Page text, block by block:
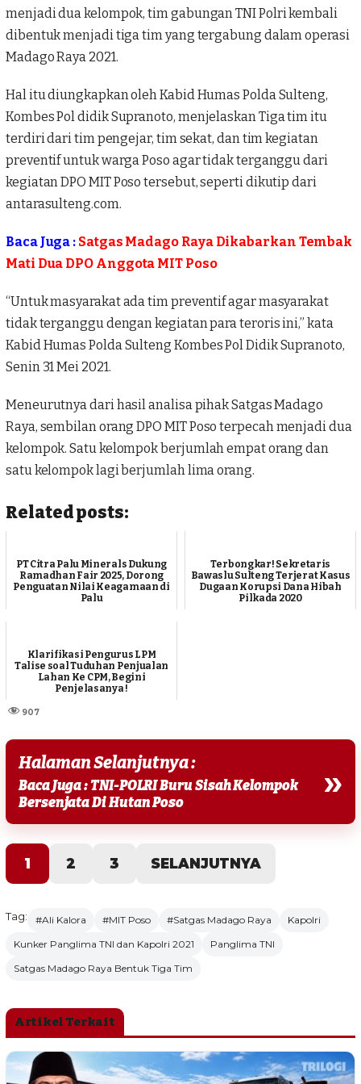
menjadi dua kelompok, tim gabunganTNI Polri kembali
dibentuk menjadi tiga tim yang tergabung dalam operasi
Madago Raya 2021.
Hal itu diungkapkan oleh Kabid HumasPolda Sulteng,
Kombes Pol didik Supranoto, menjelaskan Tiga tim itu
terdiri dari tim pengejar, tim sekat, dan tim kegiatan
preventif untuk warga Poso agar tidak terganggu dari
kegiatanDPO MIT Poso tersebut, seperti dikutip dari
antarasulteng.com.
Baca Juga : Satgas Madago Raya Dikabarkan Tembak
Mati Dua DPO Anggota MIT Poso
“Untuk masyarakat ada tim preventif agar masyarakat
tidak terganggu dengan kegiatan para teroris ini,” kata
Kabid Humas Polda Sulteng Kombes Pol Didik Supranoto,
Senin 31 Mei 2021.
Meneurutnya dari hasil analisa pihakSatgas Madago
Raya, sembilan orang DPO MIT Poso terpecah menjadi dua
kelompok. Satu kelompok berjumlah empat orang dan
satu kelompok lagi berjumlah lima orang.
Related posts:
PT Citra Palu Minerals Dukung
Ramadhan Fair 2025, Dorong
Penguatan Nilai Keagamaan di
Palu
Terbongkar! Sekretaris
Bawaslu Sulteng Terjerat Kasus
Dugaan Korupsi Dana Hibah
Pilkada 2020
Klarifikasi Pengurus LPM
Talise soal Tuduhan Penjualan
Lahan Ke CPM, Begini
Penjelasanya !
907
Halaman Selanjutnya :
Baca Juga : TNI-POLRI Buru Sisah Kelompok
Bersenjata Di Hutan Poso
»
1 2 3 SELANJUTNYA
Tag: #Ali Kalora #MIT Poso #Satgas Madago Raya
Kapolri
Kunker Panglima TNI dan Kapolri 2021
Panglima TNI
Satgas Madago Raya Bentuk Tiga Tim
Artikel Terkait